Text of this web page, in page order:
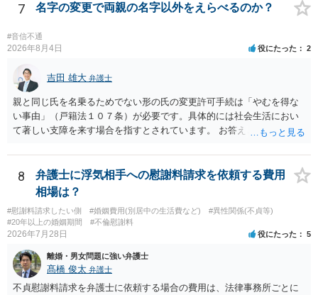
立て前に分籍届によってあなたの単独戸籍を編成しておく必要がある
とをお勧めします。
7 名字の変更で両親の名字以外をえらべるのか？
#音信不通
2026年8月4日 役にたった 2
吉田 雄大 弁護士
親と同じ氏を名乗るためでない形の氏の変更許可手続は「やむを得な
い事由」（戸籍法１０７条）が必要です。具体的には社会生活におい
て著しい支障を来す場合を指すとされています。 お答えとしては、理
支障」の具体的判断の中で、現在の氏を使い続けることがなぜよくな
いのかが審理判断されることになる、というものになります。
8
弁護士に浮気相手への慰謝料請求を依頼する費用
相場は？
#慰謝料請求したい側 #婚姻費用(別居中の生活費など)
#異性関係(不貞等)
#20年以上の婚姻期間
#不倫慰謝料
2026年7月28日 役にたった 5
離婚・男女問題に強い弁護士
髙橋 俊太 弁護士
不貞慰謝料請求を弁護士に依頼する場合の費用は、法律事務所ごとに